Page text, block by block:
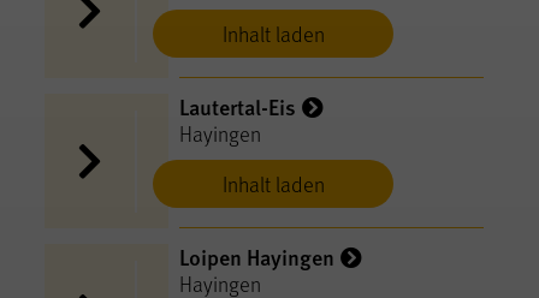
Inhalt laden
Inhalt laden
Lautertal-Eis
Hayingen
Loipen Hayingen
Hayingen